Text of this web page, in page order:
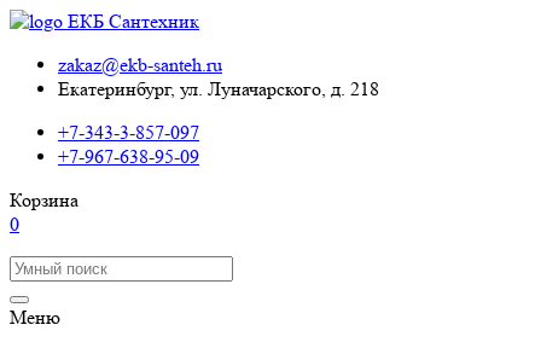
zakaz@ekb-santeh.ru
Екатеринбург, ул. Луначарского, д. 218
+7-343-3-857-097
+7-967-638-95-09
Корзина
0
Меню